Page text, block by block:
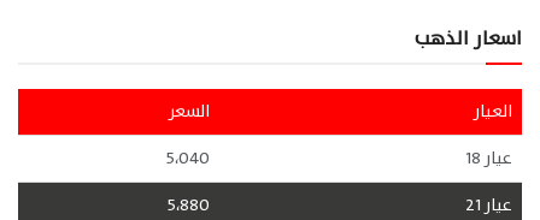
اسعار الذهب
العيار
السعر
عيار 18
5،040
عيار 21
5،880